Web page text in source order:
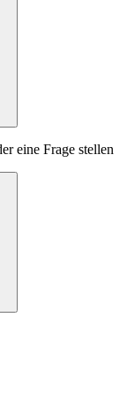
eine Frage stellen